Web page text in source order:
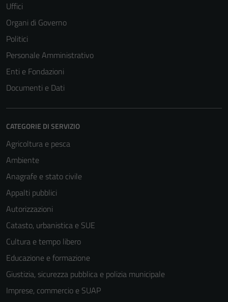
Uffici
Organi di Governo
Politici
Personale Amministrativo
Enti e Fondazioni
Documenti e Dati
CATEGORIE DI SERVIZIO
Agricoltura e pesca
Ambiente
Anagrafe e stato civile
Appalti pubblici
Autorizzazioni
Catasto, urbanistica e SUE
Cultura e tempo libero
Educazione e formazione
Giustizia, sicurezza pubblica e polizia municipale
Imprese, commercio e SUAP